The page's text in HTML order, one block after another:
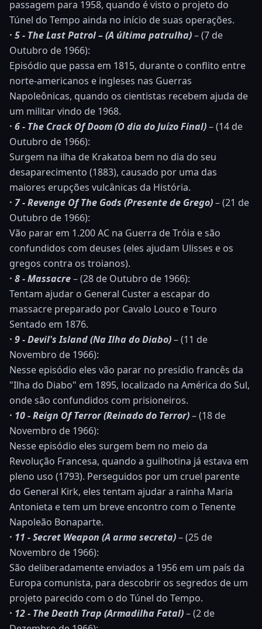
passagem para 1958, quando é visto o projeto do
Túnel do Tempo ainda no início de suas operações.
· 5 - The Last Patrol – (A última patrulha)– (7 de
Outubro de 1966):
Episódio que passa em 1815, durante o conflito entre
norte-americanos e ingleses nas Guerras
Napoleônicas, quando os cientistas recebem ajuda de
um militar vindo de 1968.
· 6 - The Crack Of Doom (O dia do Juízo Final)– (14 de
Outubro de 1966):
Surgem na ilha de Krakatoa bem no dia do seu
desaparecimento (1883), causado por uma das
maiores erupções vulcânicas da História.
· 7 - Revenge Of The Gods (Presente de Grego)– (21 de
Outubro de 1966):
Vão parar em 1.200 AC na Guerra de Tróia e são
confundidos com deuses (eles ajudam Ulisses e os
gregos contra os troianos).
· 8 - Massacre– (28 de Outubro de 1966):
Tentam ajudar o General Custer a escapar do
massacre preparado por Cavalo Louco e Touro
Sentado em 1876.
· 9 - Devil's Island (Na Ilha do Diabo)– (11 de
Novembro de 1966):
Nesse episódio eles vão parar no presídio francês da
"Ilha do Diabo" em 1895, localizado na América do Sul,
onde são confundidos com prisioneiros.
· 10 - Reign Of Terror (Reinado do Terror)– (18 de
Novembro de 1966):
Nesse episódio eles surgem bem no meio da
Revolução Francesa, quando a guilhotina já estava em
pleno uso (1793). Perseguidos por um cruel parente
do General Kirk, eles tentam ajudar a rainha Maria
Antonieta e tem um breve encontro com o Tenente
Napoleão Bonaparte.
· 11 - Secret Weapon (A arma secreta)– (25 de
Novembro de 1966):
São deliberadamente enviados a 1956 em um país da
Europa comunista, para descobrir os segredos de um
projeto parecido com o do Túnel do Tempo.
· 12 - The Death Trap (Armadilha Fatal)– (2 de